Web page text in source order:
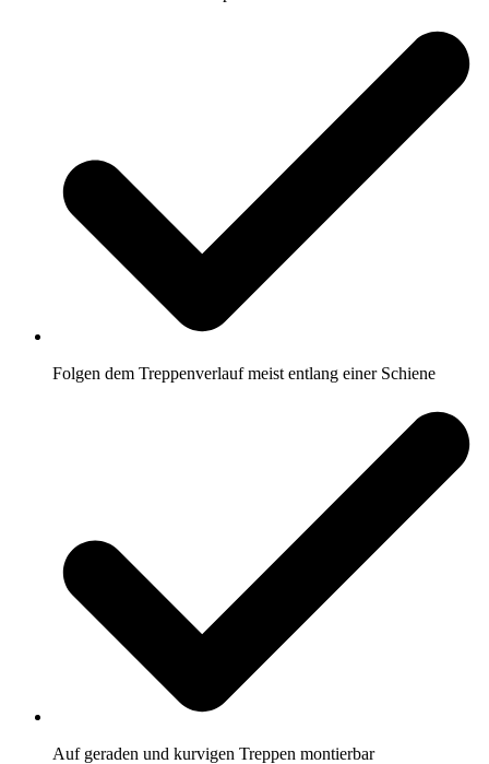
Folgen dem Treppenverlauf meist entlang einer Schiene
Auf geraden und kurvigen Treppen montierbar